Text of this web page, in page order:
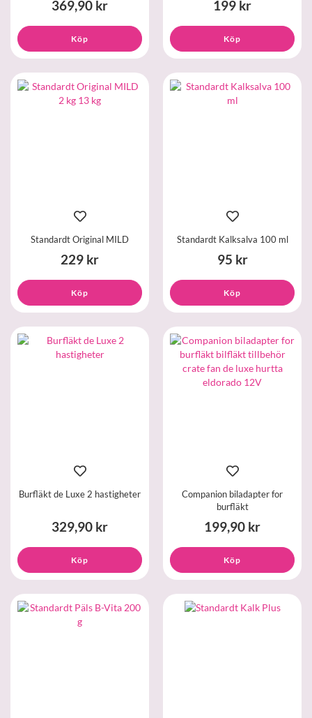
369,90 kr
Köp
199 kr
Köp
Standardt Original MILD
229 kr
Köp
Standardt Kalksalva 100 ml
95 kr
Köp
Burfläkt de Luxe 2 hastigheter
329,90 kr
Köp
Companion biladapter for
burfläkt
199,90 kr
Köp